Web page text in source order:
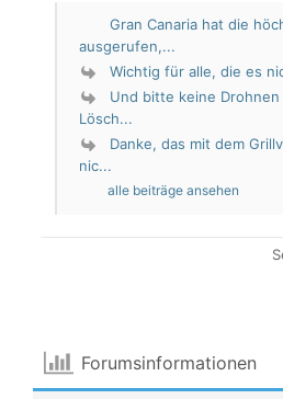
Gran Canaria hat die
ausgerufen,...
Wichtig für alle, die es
Und bitte keine
Lösch...
Danke, das mit dem
nic...
alle beiträge ansehen
Forumsinformationen